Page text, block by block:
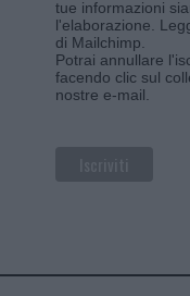
tue informazioni
l'elaborazione.
di Mailchimp.
Potrai annullare
facendo clic sul
nostre e-mail.